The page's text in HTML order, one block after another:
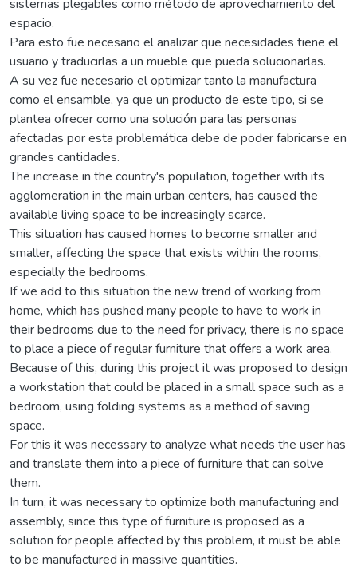
sistemas plegables como método de aprovechamiento del
espacio.
Para esto fue necesario el analizar que necesidades tiene el
usuario y traducirlas a un mueble que pueda solucionarlas.
A su vez fue necesario el optimizar tanto la manufactura
como el ensamble, ya que un producto de este tipo, si se
plantea ofrecer como una solución para las personas
afectadas por esta problemática debe de poder fabricarse en
grandes cantidades.
The increase in the country's population, together with its
agglomeration in the main urban centers, has caused the
available living space to be increasingly scarce.
This situation has caused homes to become smaller and
smaller, affecting the space that exists within the rooms,
especially the bedrooms.
If we add to this situation the new trend of working from
home, which has pushed many people to have to work in
their bedrooms due to the need for privacy, there is no space
to place a piece of regular furniture that offers a work area.
Because of this, during this project it was proposed to design
a workstation that could be placed in a small space such as a
bedroom, using folding systems as a method of saving
space.
For this it was necessary to analyze what needs the user has
and translate them into a piece of furniture that can solve
them.
In turn, it was necessary to optimize both manufacturing and
assembly, since this type of furniture is proposed as a
solution for people affected by this problem, it must be able
to be manufactured in massive quantities.